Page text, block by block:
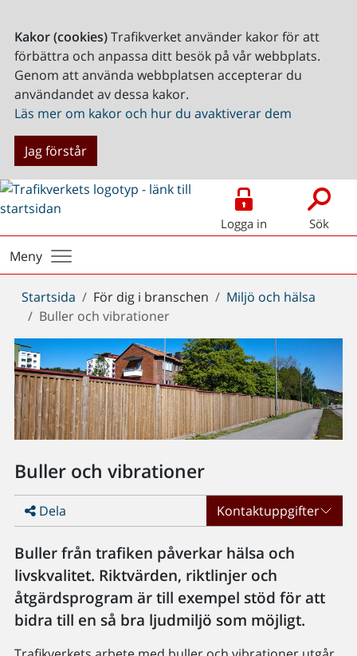
Kakor (cookies)Trafikverket använder kakor för att
förbättra och anpassa ditt besök på vår webbplats.
Genom att använda webbplatsen accepterar du
användandet av dessa kakor.
Läs mer om kakor och hur du avaktiverar dem
Jag förstår
Logga in Sök
Meny
Du
är
här:
Startsida För dig i branschen
Miljö och hälsa
Buller och vibrationer
Buller och vibrationer
Dela Kontaktuppgifter
Buller från trafiken påverkar hälsa och
livskvalitet. Riktvärden, riktlinjer och
åtgärdsprogram är till exempel stöd för att
bidra till en så bra ljudmiljö som möjligt.